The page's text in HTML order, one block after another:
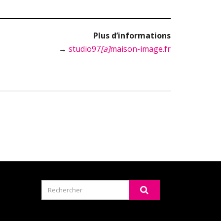
Plus d’informations
→ studio97[a]maison-image.fr